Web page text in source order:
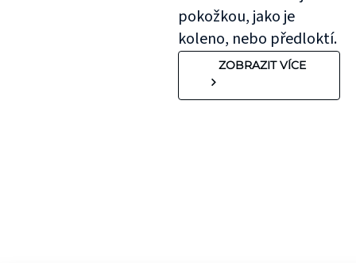
pokožkou, jako je
koleno, nebo předloktí.
ZOBRAZIT VÍCE